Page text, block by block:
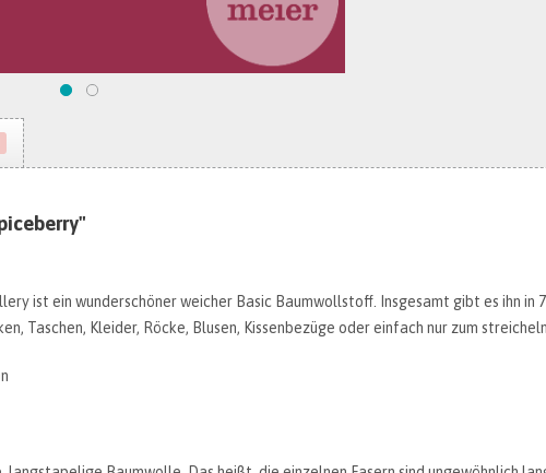
ist ein wunderschöner weicher Basic Baumwollstoff. Insgesamt gibt es ihn in
Taschen, Kleider, Röcke, Blusen, Kissenbezüge oder einfach nur zum